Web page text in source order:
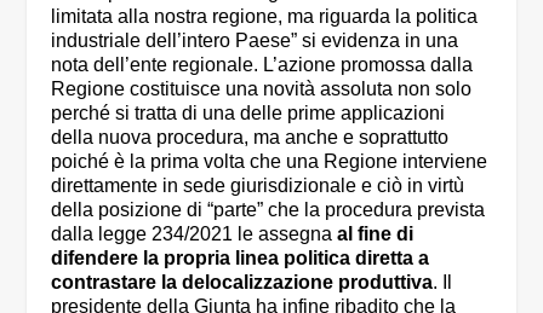
limitata alla nostra regione, ma riguarda la politica
industriale dell’intero Paese” si evidenza in una
nota dell’ente regionale. L’azione promossa dalla
Regione costituisce una novità assoluta non solo
perché si tratta di una delle prime applicazioni
della nuova procedura, ma anche e soprattutto
poiché è la prima volta che una Regione interviene
direttamente in sede giurisdizionale e ciò in virtù
della posizione di “parte” che la procedura prevista
dalla legge 234/2021 le assegna al fine di
difendere la propria linea politica diretta a
contrastare la delocalizzazione produttiva. Il
presidente della Giunta ha infine ribadito che la